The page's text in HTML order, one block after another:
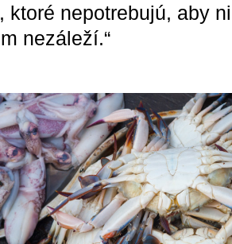
ktoré nepotrebujú, aby
nezáleží.“